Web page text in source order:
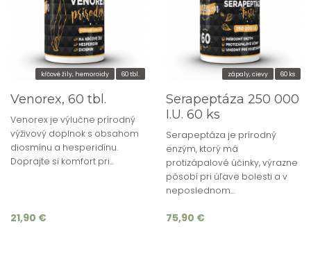
kŕčové žily, hemoroidy 60 tbl.
Venorex, 60 tbl.
Venorex je výlučne prírodný
výživový doplnok s obsahom
diosmínu a hesperidínu.
Doprajte si komfort pri...
21,90 €
zápaly, cievy 60 ks
Serapeptáza 250 000
I.U. 60 ks
Serapeptáza je prírodný
enzým, ktorý má
protizápalové účinky, výrazne
pôsobí pri úľave bolesti a v
neposlednom...
75,90 €